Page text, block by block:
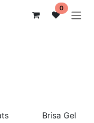
0
Brisa Gel